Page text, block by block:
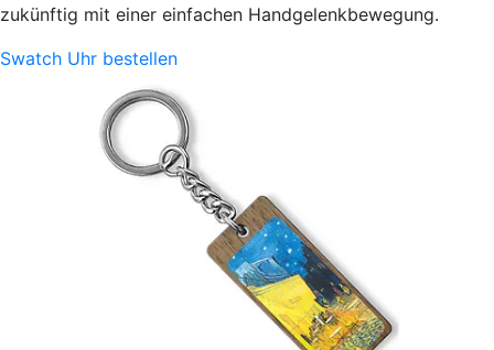
zukünftig mit einer einfachen Handgelenkbewegung.
Swatch Uhr bestellen